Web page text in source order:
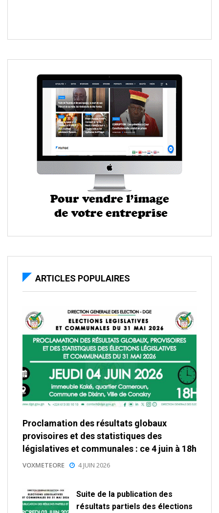
ARTICLES POPULAIRES
Proclamation des résultats globaux
provisoires et des statistiques des
législatives et communales : ce 4 juin à 18h
VOXMETEORE 4 JUIN 2026
Suite de la publication des
résultats partiels des élections